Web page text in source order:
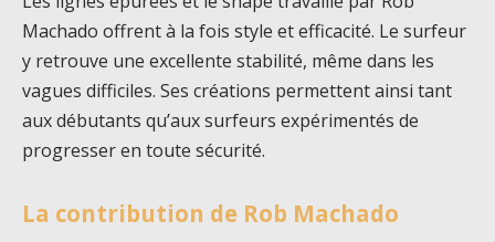
Machado offrent à la fois style et efficacité. Le surfeur
y retrouve une excellente stabilité, même dans les
vagues difficiles. Ses créations permettent ainsi tant
aux débutants qu’aux surfeurs expérimentés de
progresser en toute sécurité.
La contribution de Rob Machado